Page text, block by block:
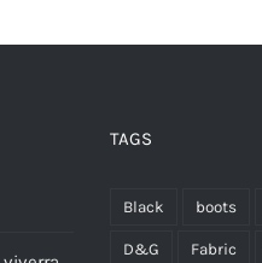
TAGS
Black boots
D&G Fabric